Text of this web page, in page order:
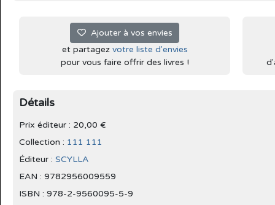
Ajouter à vos envies
et partagez votre liste d'envies
pour vous faire offrir des livres !
Détails
Prix éditeur : 20,00 €
Collection : 111 111
Éditeur : SCYLLA
EAN : 9782956009559
ISBN : 978-2-9560095-5-9